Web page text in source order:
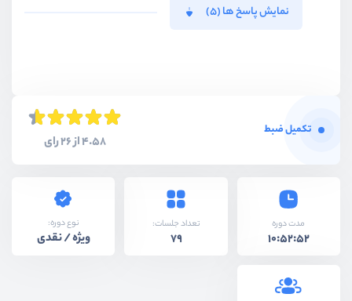
نمایش پاسخ ها (5)
تکمیل ضبط
4.58 از 26 رای
مدت دوره
10:52:52
تعداد جلسات:
79
نوع دوره:
ویژه / نقدی